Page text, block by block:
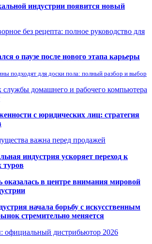
индустрии появится новый
без рецепта: полное руководство для
о паузе после нового этапа карьеры
подходят для доски пола: полный разбор и выбор
службы домашнего и рабочего компьютера
с юридических лиц: стратегия
важна перед продажей
индустрия ускоряет переход к
туров
оказалась в центре внимания мировой
начала борьбу с искусственным
стремительно меняется
официальный дистрибьютор 2026